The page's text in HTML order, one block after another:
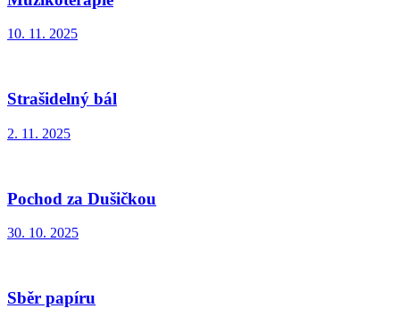
10. 11. 2025
Strašidelný bál
2. 11. 2025
Pochod za Dušičkou
30. 10. 2025
Sběr papíru